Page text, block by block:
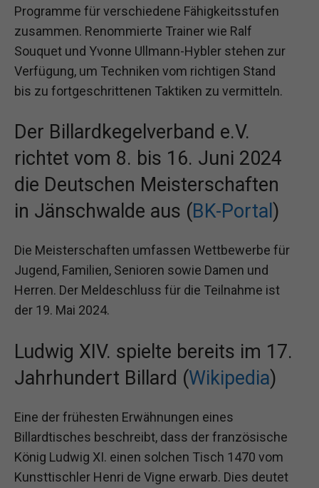
Programme für verschiedene Fähigkeitsstufen
zusammen. Renommierte Trainer wie Ralf
Souquet und Yvonne Ullmann-Hybler stehen zur
Verfügung, um Techniken vom richtigen Stand
bis zu fortgeschrittenen Taktiken zu vermitteln.
Der Billardkegelverband e.V.
richtet vom 8. bis 16. Juni 2024
die Deutschen Meisterschaften
in Jänschwalde aus (BK-Portal )
Die Meisterschaften umfassen Wettbewerbe für
Jugend, Familien, Senioren sowie Damen und
Herren. Der Meldeschluss für die Teilnahme ist
der 19. Mai 2024.
Ludwig XIV. spielte bereits im 17.
Jahrhundert Billard (Wikipedia)
Eine der frühesten Erwähnungen eines
Billardtisches beschreibt, dass der französische
König Ludwig XI. einen solchen Tisch 1470 vom
Kunsttischler Henri de Vigne erwarb. Dies deutet